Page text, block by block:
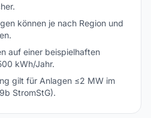
können je nach Region und
auf einer beispielhaften
kWh/Jahr.
gilt für Anlagen ≤2 MW im
StromStG).